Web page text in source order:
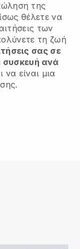
της
θέλετε να
των
τη ζωή
σας σε
συσκευή ανά
να είναι μια